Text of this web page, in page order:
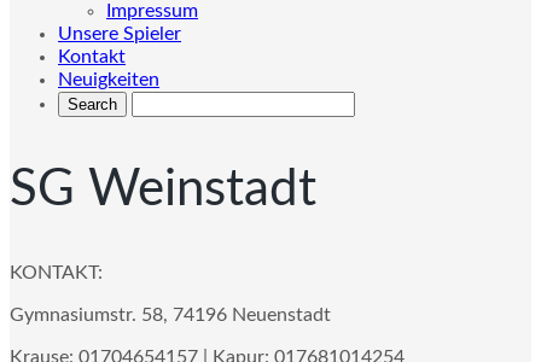
Impressum
Unsere Spieler
Kontakt
Neuigkeiten
SG Weinstadt
KONTAKT:
Gymnasiumstr. 58, 74196 Neuenstadt
Krause: 01704654157 | Kapur: 017681014254